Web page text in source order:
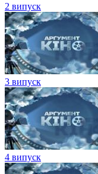
2 випуск
3 випуск
4 випуск